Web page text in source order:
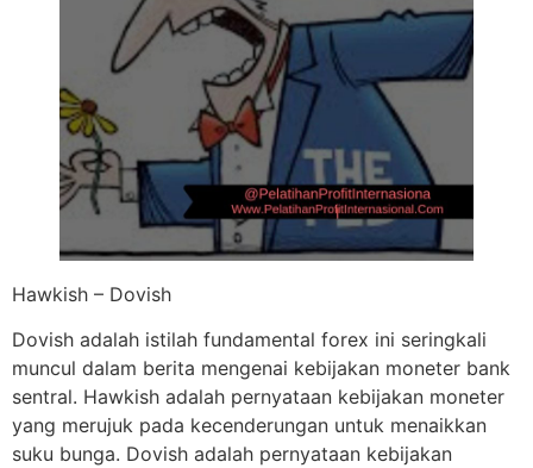
Hawkish – Dovish
Dovish adalah istilah fundamental forex ini seringkali
muncul dalam berita mengenai kebijakan moneter bank
sentral. Hawkish adalah pernyataan kebijakan moneter
yang merujuk pada kecenderungan untuk menaikkan
suku bunga. Dovish adalah pernyataan kebijakan